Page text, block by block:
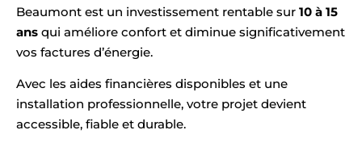
Beaumont est un investissement rentable sur 10 à 15
ans qui améliore confort et diminue significativement
vos factures d’énergie.
Avec les aides financières disponibles et une
installation professionnelle, votre projet devient
accessible, fiable et durable.